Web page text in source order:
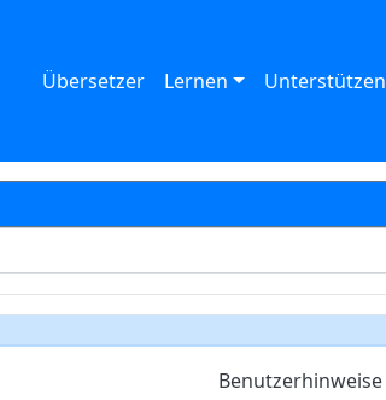
Übersetzer Lernen Unterstützen
Benutzerhinweise